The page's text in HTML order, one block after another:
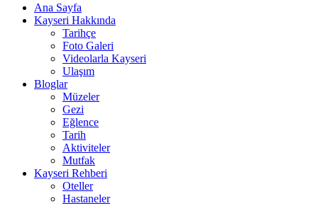
Ana Sayfa
Kayseri Hakkında
Tarihçe
Foto Galeri
Videolarla Kayseri
Ulaşım
Bloglar
Müzeler
Gezi
Eğlence
Tarih
Aktiviteler
Mutfak
Kayseri Rehberi
Oteller
Hastaneler